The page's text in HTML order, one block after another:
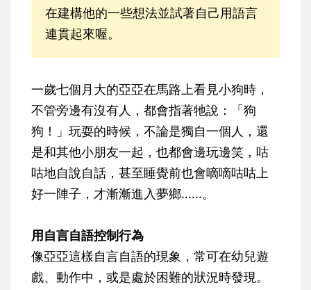
在建構他的一些想法並試著自己用語言
連貫起來喔。
一歲七個月大的亞亞在馬路上看見小狗時，
不管旁邊有沒有人，都會指著牠說：「狗
狗！」玩耍的時候，不論是獨自一個人，還
是和其他小朋友一起，也都會邊玩邊笑，咕
咕地自說自話，甚至睡覺前也會嘀嘀咕咕上
好一陣子，才漸漸進入夢鄉......。
用自言自語控制行為
像亞亞這樣自言自語的現象，常可在幼兒遊
戲、動作中，或是處於困難的狀況時發現。